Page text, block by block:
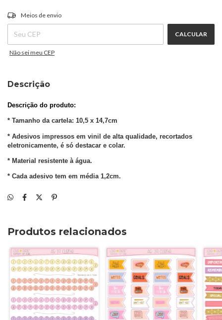
Entregas para o CEP:
Meios de envio
CALCULAR
Não sei meu CEP
Descrição
Descrição do produto:
* Tamanho da cartela: 10,5 x 14,7cm
* Adesivos impressos em vinil de alta qualidade, recortados
eletronicamente, é só destacar e colar.
* Material resistente à água.
* Cada adesivo tem em média 1,2cm.
Produtos relacionados